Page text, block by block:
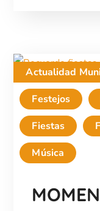
Actualidad
Festejos
Fiestas
Música